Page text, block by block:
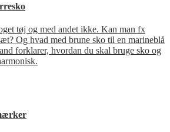
tøj og med andet ikke. Kan man fx
Og hvad med brune sko til en marineblå
forklarer, hvordan du skal bruge sko og